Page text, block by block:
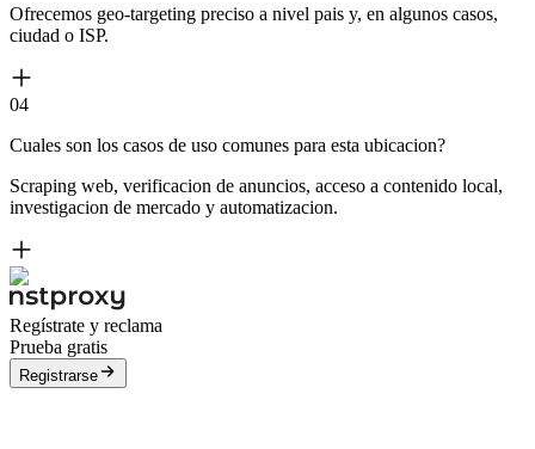
Ofrecemos geo-targeting preciso a nivel pais y, en algunos casos,
ciudad o ISP.
04
Cuales son los casos de uso comunes para esta ubicacion?
Scraping web, verificacion de anuncios, acceso a contenido local,
investigacion de mercado y automatizacion.
Regístrate y reclama
Prueba gratis
Registrarse